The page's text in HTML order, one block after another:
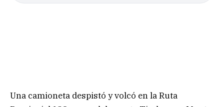
Una camioneta despistó y volcó en la Ruta